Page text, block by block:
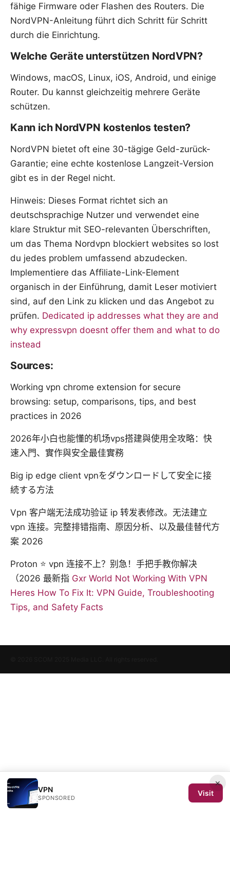
fähige Firmware oder Flashen des Routers. Die
NordVPN-Anleitung führt dich Schritt für Schritt
durch die Einrichtung.
Welche Geräte unterstützen NordVPN?
Windows, macOS, Linux, iOS, Android, und einige
Router. Du kannst gleichzeitig mehrere Geräte
schützen.
Kann ich NordVPN kostenlos testen?
NordVPN bietet oft eine 30-tägige Geld-zurück-
Garantie; eine echte kostenlose Langzeit-Version
gibt es in der Regel nicht.
Hinweis: Dieses Format richtet sich an
deutschsprachige Nutzer und verwendet eine
klare Struktur mit SEO-relevanten Überschriften,
um das Thema Nordvpn blockiert websites so lost
du jedes problem umfassend abzudecken.
Implementiere das Affiliate-Link-Element
organisch in der Einführung, damit Leser motiviert
sind, auf den Link zu klicken und das Angebot zu
prüfen. Dedicated ip addresses what they are and
why expressvpn doesnt offer them and what to do
instead
Sources:
Working vpn chrome extension for secure
browsing: setup, comparisons, tips, and best
practices in 2026
2026年小白也能懂的机场vps搭建與使用全攻略：快
速入門、實作與安全最佳實務
Big ip edge client vpnをダウンロードして安全に接
続する方法
Vpn 客户端无法成功验证 ip 转发表修改。无法建立
vpn 连接。完整排错指南、原因分析、以及最佳替代方
案 2026
Proton ⭐ vpn 连接不上？别急！手把手教你解决
（2026 最新指 Gxr World Not Working With VPN
Heres How To Fix It: VPN Guide, Troubleshooting
Tips, and Safety Facts
×
VPN
SPONSORED
Visit